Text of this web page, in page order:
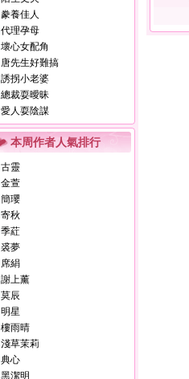
豢養佳人
代理孕母
壞心女配角
唐先生好難搞
誘拐小老婆
總裁耍曖昧
愛人耍陰謀
本周作者人氣排行
古靈
金萱
簡瓔
寄秋
季葒
裘夢
席絹
謝上薰
莫辰
明星
樓雨晴
淺草茉莉
典心
黑潔明